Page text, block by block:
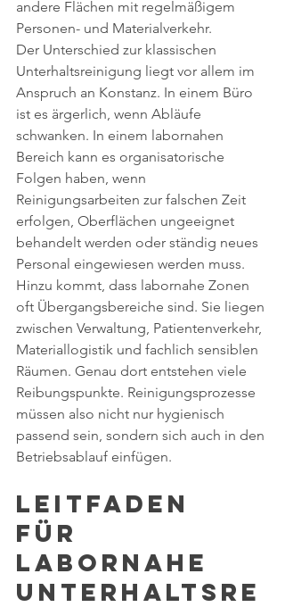
andere Flächen mit regelmäßigem
Personen- und Materialverkehr.
Der Unterschied zur klassischen
Unterhaltsreinigung liegt vor allem im
Anspruch an Konstanz. In einem Büro
ist es ärgerlich, wenn Abläufe
schwanken. In einem labornahen
Bereich kann es organisatorische
Folgen haben, wenn
Reinigungsarbeiten zur falschen Zeit
erfolgen, Oberflächen ungeeignet
behandelt werden oder ständig neues
Personal eingewiesen werden muss.
Hinzu kommt, dass labornahe Zonen
oft Übergangsbereiche sind. Sie liegen
zwischen Verwaltung, Patientenverkehr,
Materiallogistik und fachlich sensiblen
Räumen. Genau dort entstehen viele
Reibungspunkte. Reinigungsprozesse
müssen also nicht nur hygienisch
passend sein, sondern sich auch in den
Betriebsablauf einfügen.
Leitfaden
für
labornahe
Unterhaltsre